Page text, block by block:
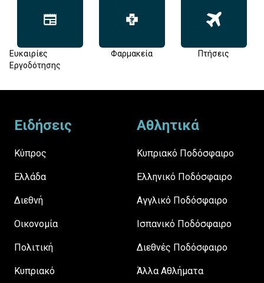
Ευκαιρίες
Εργοδότησης
Φαρμακεία Πτήσεις
Ειδήσεις
Κύπρος
Ελλάδα
Διεθνή
Οικονομία
Πολιτική
Κυπριακό
Αθλητικά
Κυπριακό Ποδόσφαιρο
Ελληνικό Ποδόσφαιρο
Αγγλικό Ποδόσφαιρο
Ισπανικό Ποδόσφαιρο
Διεθνές Ποδόσφαιρο
Άλλα Αθλήματα